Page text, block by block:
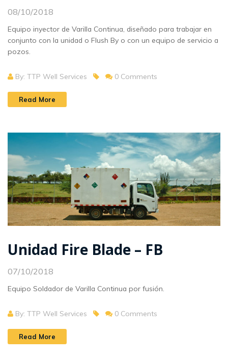
08/10/2018
Equipo inyector de Varilla Continua, diseñado para trabajar en
conjunto con la unidad o Flush By o con un equipo de servicio a
pozos.
By: TTP Well Services 0 Comments
Read More
Unidad Fire Blade – FB
07/10/2018
Equipo Soldador de Varilla Continua por fusión.
By: TTP Well Services 0 Comments
Read More